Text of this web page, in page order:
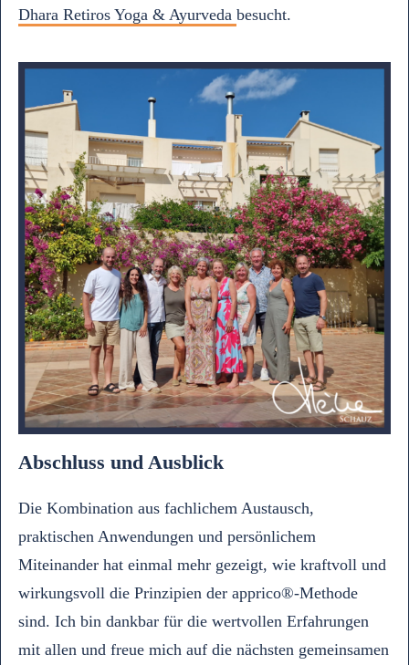
Dhara Retiros Yoga & Ayurveda besucht.
Abschluss und Ausblick
Die Kombination aus fachlichem Austausch,
praktischen Anwendungen und persönlichem
Miteinander hat einmal mehr gezeigt, wie kraftvoll und
wirkungsvoll die Prinzipien der apprico®-Methode
sind. Ich bin dankbar für die wertvollen Erfahrungen
mit allen und freue mich auf die nächsten gemeinsamen